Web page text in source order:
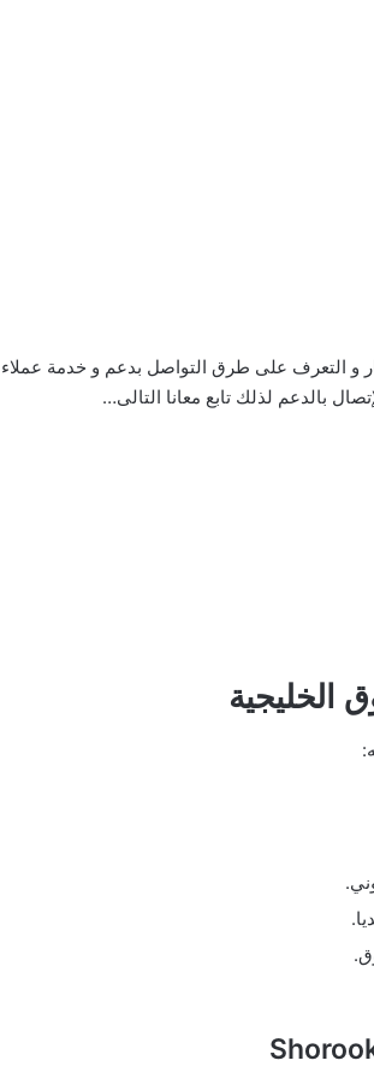
و التعرف على طرق التواصل بدعم و خدمة عملاء
بالدعم لذلك تابع معانا التالى…
الخليجية